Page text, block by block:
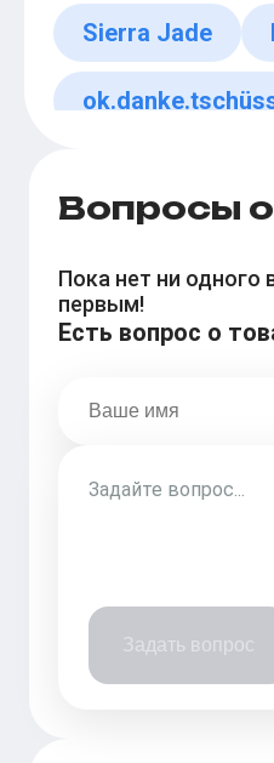
Sierra Jade
Вопросы
Пока нет ни одного
первым!
Есть вопрос о
Задать вопрос